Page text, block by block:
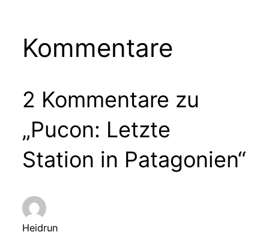
Kommentare
2 Kommentare zu
„Pucon: Letzte
Station in Patagonien“
Heidrun